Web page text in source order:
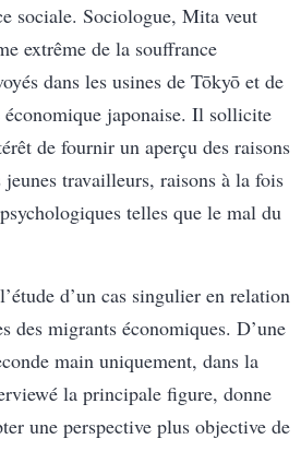
sociale. Sociologue, Mita veut
extrême de la souffrance
dans les usines de Tōkyō et de
japonaise. Il sollicite
de fournir un aperçu des raisons
travailleurs, raisons à la fois
telles que le mal du
d’un cas singulier en relation
des migrants économiques. D’une
main uniquement, dans la
la principale figure, donne
une perspective plus objective de